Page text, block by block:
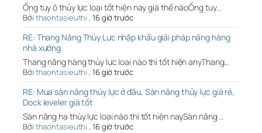
Ống tuy ô thủy lực loại tốt hiện nay giá thế nàoỐng tuy…
Bởi thaontasieuthi , 16 giờ trước
RE: Thang Nâng Thủy Lực nhập khẩu giải pháp nâng hàng
nhà xưởng
Thang nâng hàng thủy lực loại nào thì tốt hiện anyThang…
Bởi thaontasieuthi , 16 giờ trước
RE: Mua sàn nâng thủy lực ở đâu, Sàn nâng thủy lực giá rẻ,
Dock leveler giá tốt
Sàn nâng hạ thủy lực loại nào thì tốt hiện naySàn nâng …
Bởi thaontasieuthi , 16 giờ trước